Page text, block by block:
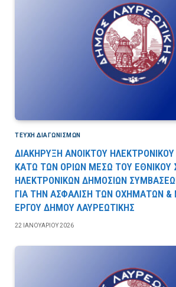
ΤΕΎΧΗ ΔΙΑΓΩΝΙΣΜΏΝ
ΔΙΑΚΗΡΥΞΗ ΑΝΟΙΚΤΟΥ
ΚΑΤΩ ΤΩΝ ΟΡΙΩΝ ΜΕΣΩ ΤΟΥ
ΗΛΕΚΤΡΟΝΙΚΩΝ ΔΗΜΟΣΙΩΝ
ΓΙΑ ΤΗΝ ΑΣΦΑΛΙΣΗ ΤΩΝ ΟΧΗΜΑΤΩΝ
ΕΡΓΟΥ ΔΗΜΟΥ ΛΑΥΡΕΩΤΙΚΗΣ
22 ΙΑΝΟΥΑΡΊΟΥ 2026